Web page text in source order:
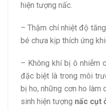
hiện tượng nấc.
– Thậm chí nhiệt độ
bé chưa kịp thích ứng
– Không khí bị ô nhiễm
đặc biệt là trong môi
bị ho, những cơn ho làm
sinh hiện tượng nấc cụt